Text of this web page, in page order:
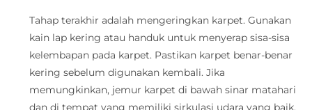
Tahap terakhir adalah mengeringkan karpet. Gunakan
kain lap kering atau handuk untuk menyerap sisa-sisa
kelembapan pada karpet. Pastikan karpet benar-benar
kering sebelum digunakan kembali. Jika
memungkinkan, jemur karpet di bawah sinar matahari
dan di tempat yang memiliki sirkulasi udara yang baik.